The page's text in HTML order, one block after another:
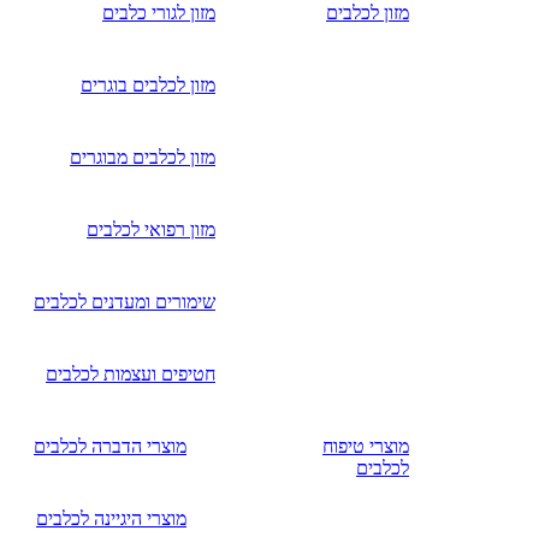
מזון לכלבים מזון לגורי כלבים
מזון לכלבים בוגרים
מזון לכלבים מבוגרים
מזון רפואי לכלבים
שימורים ומעדנים לכלבים
חטיפים ועצמות לכלבים
מוצרי טיפוח
לכלבים
מוצרי הדברה לכלבים
מוצרי היגיינה לכלבים